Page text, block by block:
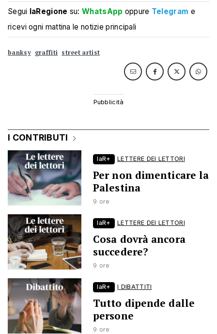
Segui laRegione su:WhatsApp oppure Telegram e
ricevi ogni mattina le notizie principali
banksy graffiti street artist
I CONTRIBUTI
laR+ LETTERE DEI LETTORI
Per non dimenticare la
Palestina
9 ore
laR+ LETTERE DEI LETTORI
Cosa dovrà ancora
succedere?
9 ore
laR+ I DIBATTITI
Tutto dipende dalle
persone
9 ore